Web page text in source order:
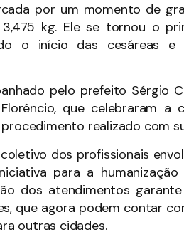
por um momento de
3,475 kg. Ele se tornou o
o início das cesáreas e
pelo prefeito Sérgio
que celebraram
realizado com
dos profissionais
para a
dos atendimentos
que agora podem contar
outras cidades.